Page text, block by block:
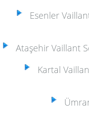
Esenler
Ataşehir Vaillant
Kartal